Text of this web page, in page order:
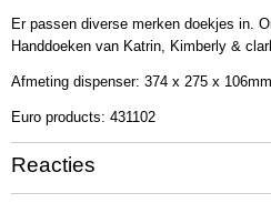
Er passen diverse merken doekjes in.
Handdoeken van Katrin, Kimberly &
Afmeting dispenser: 374 x 275 x 106mm
Euro products: 431102
Reacties